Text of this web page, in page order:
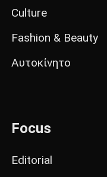
Culture
Fashion & Beauty
Αυτοκίνητο
Focus
Editorial